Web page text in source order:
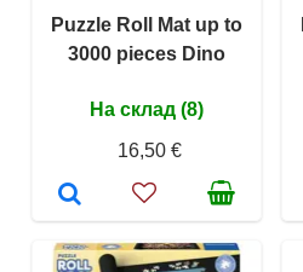
Puzzle Roll Mat up to
3000 pieces Dino
На склад (8)
16,50 €